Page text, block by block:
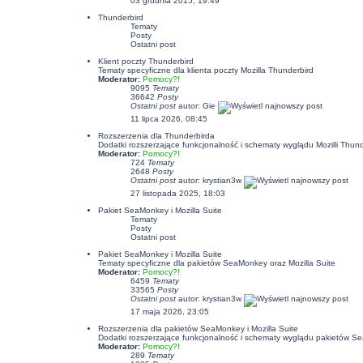
Thunderbird
Tematy
Posty
Ostatni post
Klient poczty Thunderbird
Tematy specyficzne dla klienta poczty Mozilla Thunderbird
Moderator: Pomocy?!
9095 Tematy
36642 Posty
Ostatni postautor: Gie
11 lipca 2026, 08:45
Rozszerzenia dla Thunderbirda
Dodatki rozszerzające funkcjonalność i schematy wyglądu Mozilli
Moderator: Pomocy?!
724 Tematy
2648 Posty
Ostatni postautor: krystian3w
27 listopada 2025, 18:03
Pakiet SeaMonkey i Mozilla Suite
Tematy
Posty
Ostatni post
Pakiet SeaMonkey i Mozilla Suite
Tematy specyficzne dla pakietów SeaMonkey oraz Mozilla Suite
Moderator: Pomocy?!
6459 Tematy
33565 Posty
Ostatni postautor: krystian3w
17 maja 2026, 23:05
Rozszerzenia dla pakietów SeaMonkey i Mozilla Suite
Dodatki rozszerzające funkcjonalność i schematy wyglądu pakietów
Moderator: Pomocy?!
289 Tematy